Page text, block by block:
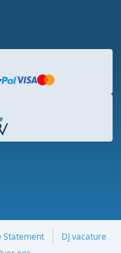
Statement
DJ vacature